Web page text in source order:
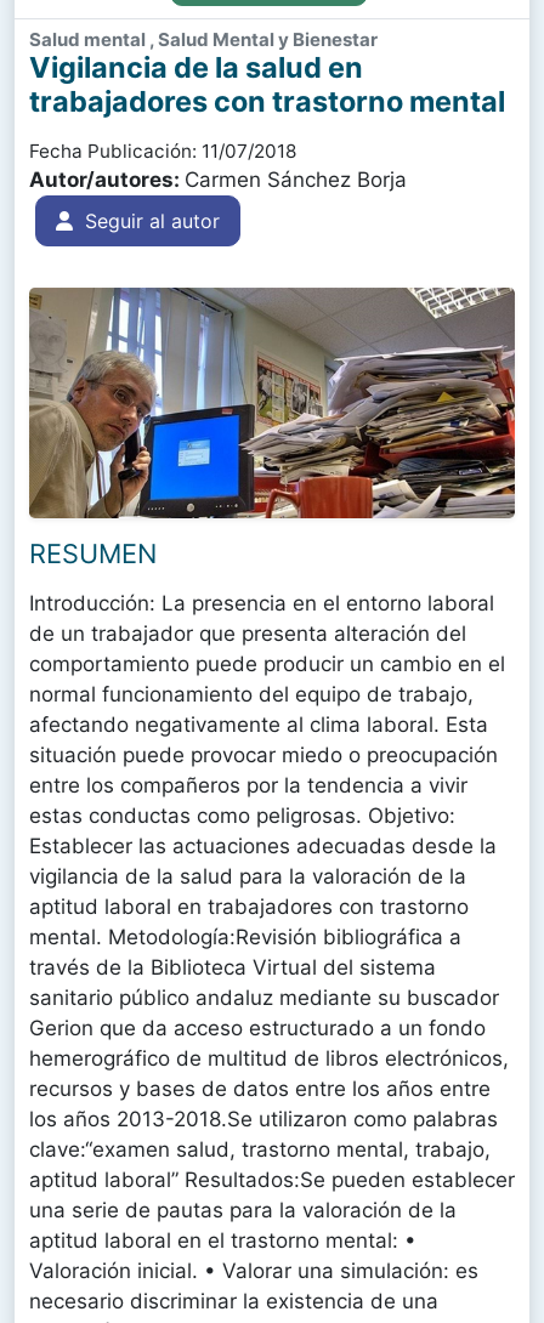
Salud mental , Salud Mental y Bienestar
Vigilancia de la salud en
trabajadores con trastorno mental
Fecha Publicación: 11/07/2018
Autor/autores: Carmen Sánchez Borja
Seguir al autor
RESUMEN
Introducción: La presencia en el entorno laboral
de un trabajador que presenta alteración del
comportamiento puede producir un cambio en el
normal funcionamiento del equipo de trabajo,
afectando negativamente al clima laboral. Esta
situación puede provocar miedo o preocupación
entre los compañeros por la tendencia a vivir
estas conductas como peligrosas. Objetivo:
Establecer las actuaciones adecuadas desde la
vigilancia de la salud para la valoración de la
aptitud laboral en trabajadores con trastorno
mental. Metodología:Revisión bibliográfica a
través de la Biblioteca Virtual del sistema
sanitario público andaluz mediante su buscador
Gerion que da acceso estructurado a un fondo
hemerográfico de multitud de libros electrónicos,
recursos y bases de datos entre los años entre
los años 2013-2018.Se utilizaron como palabras
clave:“examen salud, trastorno mental, trabajo,
aptitud laboral” Resultados:Se pueden establecer
una serie de pautas para la valoración de la
aptitud laboral en el trastorno mental: •
Valoración inicial. • Valorar una simulación: es
necesario discriminar la existencia de una